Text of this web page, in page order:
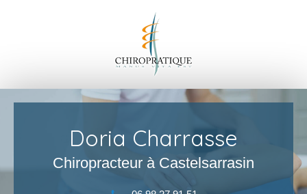
Doria Charrasse
Chiropracteur à Castelsarrasin